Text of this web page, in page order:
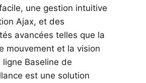
une gestion intuitive
Ajax, et des
avancées telles que la
mouvement et la vision
ligne Baseline de
est une solution